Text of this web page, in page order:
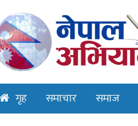
गृह समाचार समाज